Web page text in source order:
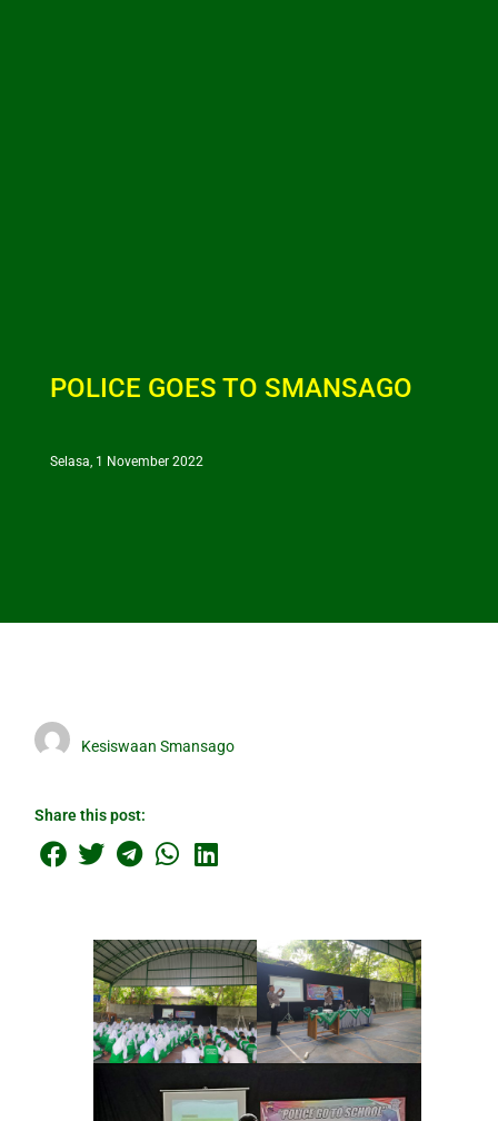
POLICE GOES TO SMANSAGO
Selasa, 1 November 2022
Kesiswaan Smansago
Share this post: